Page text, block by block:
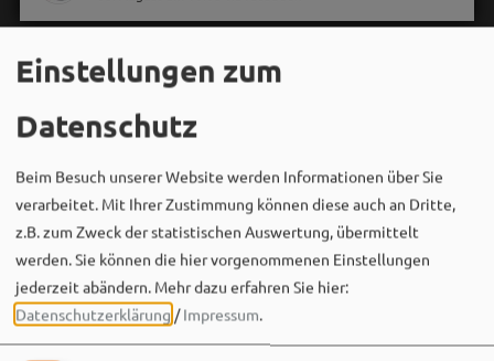
Einstellungen zum
Datenschutz
Beim Besuch unserer Website werden Informationen über Sie
verarbeitet. Mit Ihrer Zustimmung können diese auch an Dritte,
z.B. zum Zweck der statistischen Auswertung, übermittelt
werden. Sie können die hier vorgenommenen Einstellungen
jederzeit abändern. Mehr dazu erfahren Sie hier:
Datenschutzerklärung /Impressum.